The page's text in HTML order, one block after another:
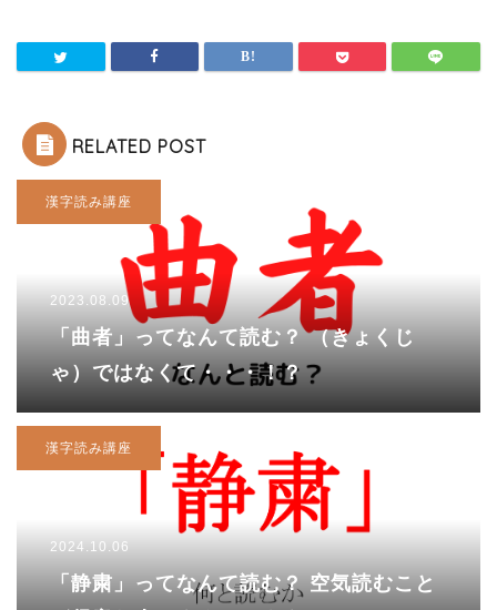
RELATED POST
漢字読み講座
2023.08.09
「曲者」ってなんて読む？ （きょくじ
ゃ）ではなくて・・・！？
漢字読み講座
2024.10.06
「静粛」ってなんて読む？ 空気読むこと